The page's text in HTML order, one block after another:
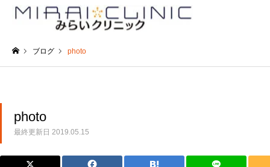
ブログ photo
photo
最終更新日 2019.05.15